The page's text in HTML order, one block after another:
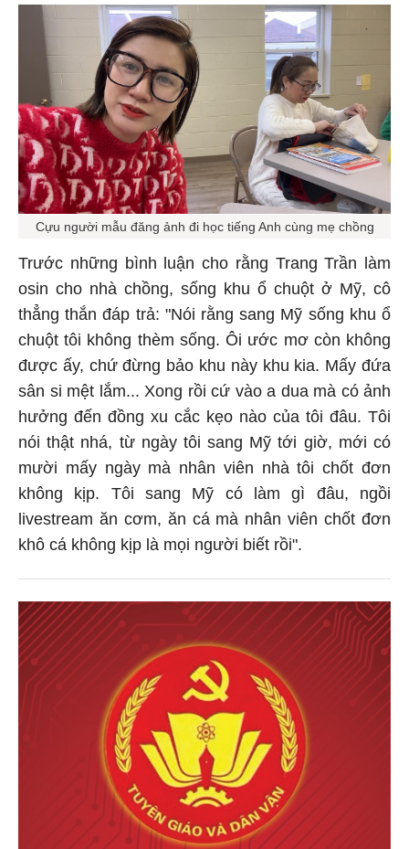
Cựu người mẫu đăng ảnh đi học tiếng Anh cùng mẹ chồng
Trước những bình luận cho rằng Trang Trần làm
osin cho nhà chồng, sống khu ổ chuột ở Mỹ, cô
thẳng thắn đáp trả: "Nói rằng sang Mỹ sống khu ổ
chuột tôi không thèm sống. Ôi ước mơ còn không
được ấy, chứ đừng bảo khu này khu kia. Mấy đứa
sân si mệt lắm... Xong rồi cứ vào a dua mà có ảnh
hưởng đến đồng xu cắc kẹo nào của tôi đâu. Tôi
nói thật nhá, từ ngày tôi sang Mỹ tới giờ, mới có
mười mấy ngày mà nhân viên nhà tôi chốt đơn
không kịp. Tôi sang Mỹ có làm gì đâu, ngồi
livestream ăn cơm, ăn cá mà nhân viên chốt đơn
khô cá không kịp là mọi người biết rồi".